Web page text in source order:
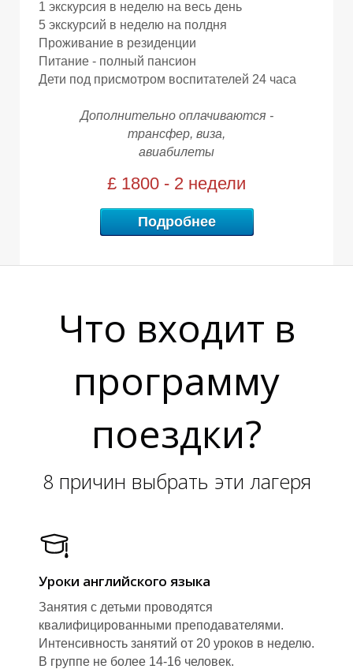
О
Т
1 экскурсия в неделю на весь день
5 экскурсий в неделю на полдня
Проживание в резиденции
Питание - полный пансион
Дети под присмотром воспитателей 24 часа
Дополнительно оплачиваются -
трансфер, виза,
авиабилеты
£ 1800 - 2 недели
Подробнее
Что входит в
программу
поездки?
8 причин выбрать эти лагеря
Уроки английского языка
Занятия с детьми проводятся
квалифицированными преподавателями.
Интенсивность занятий от 20 уроков в неделю.
В группе не более 14-16 человек.
О
Т